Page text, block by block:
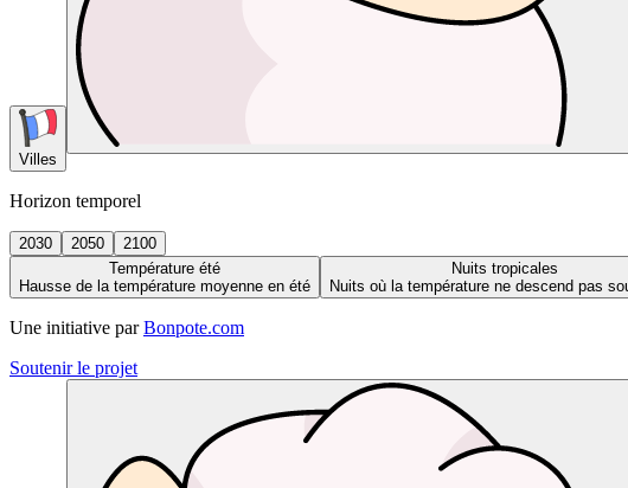
Villes
Horizon temporel
2030 2050
2100
Température été
Hausse de la température moyenne en été
Nuits tropicales
Nuits où la température ne descend pas
Une initiative par Bonpote.com
Soutenir le projet